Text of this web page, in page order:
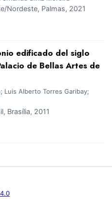
Nordeste, Palmas, 2021
edificado del siglo
de Bellas Artes de
Luis Alberto Torres Garibay;
Brasília, 2011